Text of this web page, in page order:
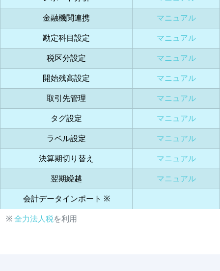
金融機関連携 マニュアル
勘定科目設定 マニュアル
税区分設定 マニュアル
開始残高設定 マニュアル
取引先管理 マニュアル
タグ設定 マニュアル
ラベル設定 マニュアル
決算期切り替え マニュアル
翌期繰越 マニュアル
会計データインポート ※
※ 全力法人税を利用